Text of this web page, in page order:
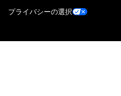
プライバシーの選択